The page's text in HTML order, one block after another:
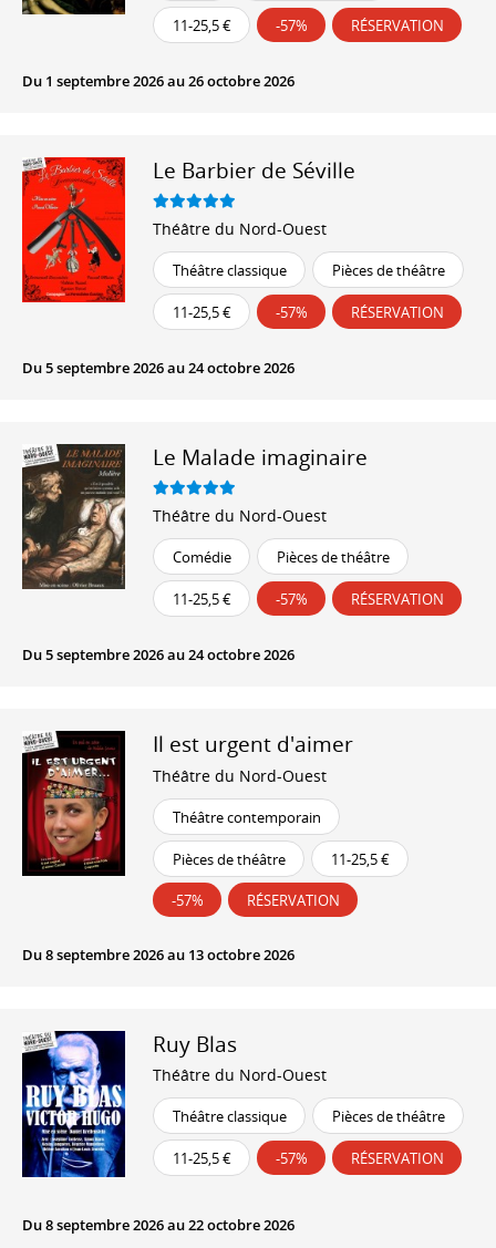
11-25,5 € -57% RÉSERVATION
Du 1 septembre 2026 au 26 octobre 2026
Le Barbier de Séville
Théâtre du Nord-Ouest
Théâtre classique Pièces de théâtre
11-25,5 € -57% RÉSERVATION
Du 5 septembre 2026 au 24 octobre 2026
Le Malade imaginaire
Théâtre du Nord-Ouest
Comédie Pièces de théâtre
11-25,5 € -57% RÉSERVATION
Du 5 septembre 2026 au 24 octobre 2026
Il est urgent d'aimer
Théâtre du Nord-Ouest
Théâtre contemporain
Pièces de théâtre 11-25,5 €
-57% RÉSERVATION
Du 8 septembre 2026 au 13 octobre 2026
Ruy Blas
Théâtre du Nord-Ouest
Théâtre classique Pièces de théâtre
11-25,5 € -57% RÉSERVATION
Du 8 septembre 2026 au 22 octobre 2026